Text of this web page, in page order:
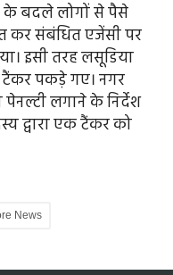
के बदले लोगों से पैसे
कर संबंधित एजेंसी पर
इसी तरह लसूडिया
टैंकर पकड़े गए। नगर
लगाने के निर्देश
द्वारा एक टैंकर को
News